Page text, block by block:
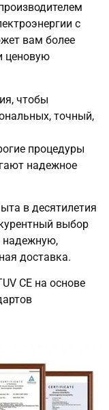
с
вам более
ценовую
чтобы
точный,
процедуры
надежное
в десятилетия
выбор
надежную,
доставка.
CE на основе